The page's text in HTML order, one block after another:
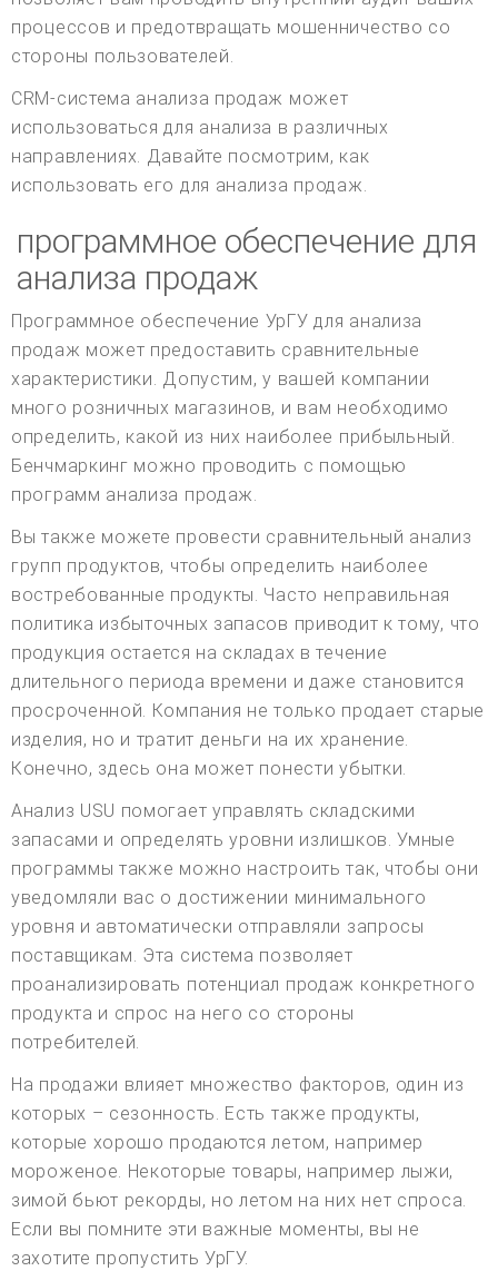
процессов и предотвращать мошенничество со
стороны пользователей.
CRM-система анализа продаж может
использоваться для анализа в различных
направлениях. Давайте посмотрим, как
использовать его для анализа продаж.
программное обеспечение для
анализа продаж
Программное обеспечение УрГУ для анализа
продаж может предоставить сравнительные
характеристики. Допустим, у вашей компании
много розничных магазинов, и вам необходимо
определить, какой из них наиболее прибыльный.
Бенчмаркинг можно проводить с помощью
программ анализа продаж.
Вы также можете провести сравнительный анализ
групп продуктов, чтобы определить наиболее
востребованные продукты. Часто неправильная
политика избыточных запасов приводит к тому, что
продукция остается на складах в течение
длительного периода времени и даже становится
просроченной. Компания не только продает старые
изделия, но и тратит деньги на их хранение.
Конечно, здесь она может понести убытки.
Анализ USU помогает управлять складскими
запасами и определять уровни излишков. Умные
программы также можно настроить так, чтобы они
уведомляли вас о достижении минимального
уровня и автоматически отправляли запросы
поставщикам. Эта система позволяет
проанализировать потенциал продаж конкретного
продукта и спрос на него со стороны
потребителей.
На продажи влияет множество факторов, один из
которых – сезонность. Есть также продукты,
которые хорошо продаются летом, например
мороженое. Некоторые товары, например лыжи,
зимой бьют рекорды, но летом на них нет спроса.
Если вы помните эти важные моменты, вы не
захотите пропустить УрГУ.